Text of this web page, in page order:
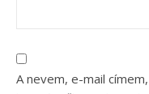
A nevem, e-mail